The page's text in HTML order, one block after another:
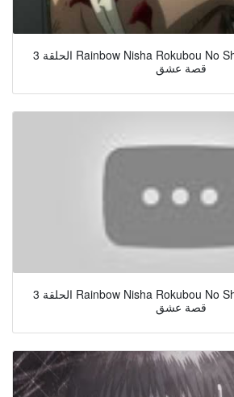
الحلقة 3 Rainbow Nisha Rokubou No Shichinin انمي مترجم
قصة عشق
الحلقة 3 Rainbow Nisha Rokubou No Shichinin انمي مترجم
قصة عشق